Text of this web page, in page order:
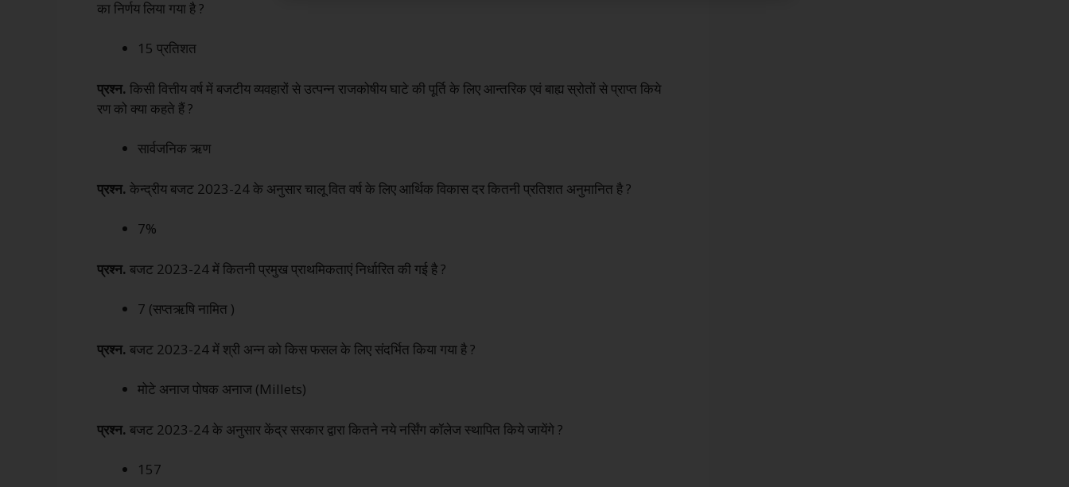
का निर्णय लिया गया है ?
15 प्रतिशत
प्रश्न. किसी वित्तीय वर्ष में बजटीय व्यवहारों से उत्पन्न राजकोषीय घाटे की पूर्ति के लिए आन्तरिक एवं बाह्य स्रोतों से प्राप्त किये
रण को क्या कहते हैं ?
सार्वजनिक ऋण
प्रश्न. केन्द्रीय बजट 2023-24 के अनुसार चालू वित वर्ष के लिए आर्थिक विकास दर कितनी प्रतिशत अनुमानित है ?
7%
प्रश्न. बजट 2023-24 में कितनी प्रमुख प्राथमिकताएं निर्धारित की गई है ?
7 (सप्तऋषि नामित )
प्रश्न. बजट 2023-24 में श्री अन्न को किस फसल के लिए संदर्भित किया गया है ?
मोटे अनाज पोषक अनाज (Millets)
प्रश्न. बजट 2023-24 के अनुसार केंद्र सरकार द्वारा कितने नये नर्सिंग कॉलेज स्थापित किये जायेंगे ?
157